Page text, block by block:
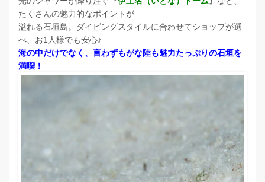
たくさんの魅力的なポイントが
溢れる石垣島。ダイビングスタイルに合わせてショップが選
べ、お1人様でも安心♪
海の中だけでなく、言わずもがな陸も魅力たっぷりの石垣を
満喫！